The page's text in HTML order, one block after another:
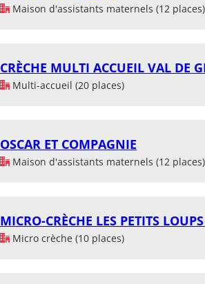
Maison d'assistants maternels (12 places)
CRÈCHE MULTI ACCUEIL VAL DE
Multi-accueil (20 places)
OSCAR ET COMPAGNIE
Maison d'assistants maternels (12 places)
MICRO-CRÈCHE LES PETITS
Micro crèche (10 places)